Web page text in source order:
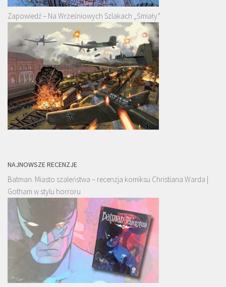
Zapowiedź – Na Wrześniowych Szlakach „Śmiały”
NAJNOWSZE RECENZJE
Batman. Miasto szaleństwa – recenzja komiksu Christiana Warda |
Gotham w stylu horroru